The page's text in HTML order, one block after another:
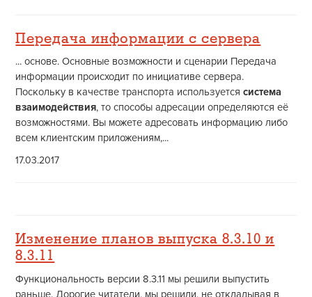
Передача информации с сервера
... основе. Основные возможности и сценарии Передача
информации происходит по инициативе сервера.
Поскольку в качестве транспорта используетсясистема
взаимодействия, то способы адресации определяются её
возможностями. Вы можете адресовать информацию либо
всем клиентским приложениям,...
17.03.2017
Изменение планов выпуска 8.3.10 и
8.3.11
Функциональность версии 8.3.11 мы решили выпустить
раньше. Дорогие читатели, мы решили, не откладывая в